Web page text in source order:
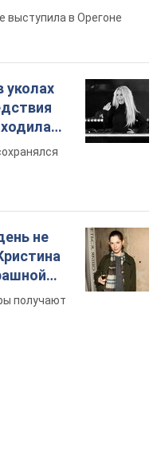
выступила в Орегоне
уколах
не
получают